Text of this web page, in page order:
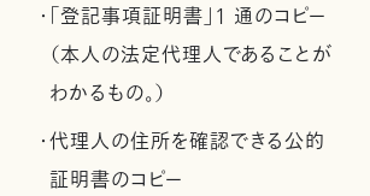
・「登記事項証明書」1 通のコピー
（本人の法定代理人であることが
わかるもの。）
・代理人の住所を確認できる公的
証明書のコピー